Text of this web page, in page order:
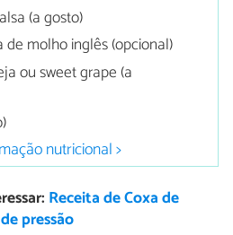
(a gosto)
de molho inglês (opcional)
ou sweet grape (a
nutricional >
Receita de Coxa de
pressão